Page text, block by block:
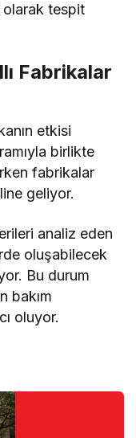
olarak tespit
Fabrikalar
etkisi
birlikte
fabrikalar
geliyor.
analiz eden
oluşabilecek
Bu durum
bakım
oluyor.